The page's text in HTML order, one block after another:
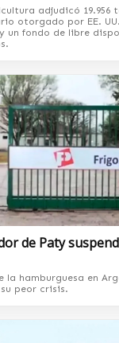
adjudicó 19.956
otorgado por EE.
un fondo de libre
de Paty
la hamburguesa en
peor crisis.